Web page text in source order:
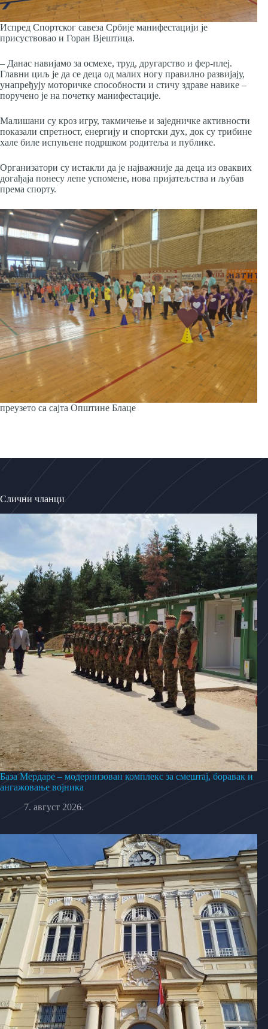
Испред Спортског савеза Србије манифестацији је
присуствовао и Горан Вјештица.
– Данас навијамо за осмехе, труд, другарство и фер-плеј.
Главни циљ је да се деца од малих ногу правилно развијају,
унапређују моторичке способности и стичу здраве навике –
поручено је на почетку манифестације.
Малишани су кроз игру, такмичење и заједничке активности
показали спретност, енергију и спортски дух, док су трибине
хале биле испуњене подршком родитеља и публике.
Организатори су истакли да је најважније да деца из оваквих
догађаја понесу лепе успомене, нова пријатељства и љубав
према спорту.
преузето са сајта Општине Блаце
Слични чланци
База Мердаре – модернизован комплекс за смештај, боравак и
ангажовање војника
7. август 2026.